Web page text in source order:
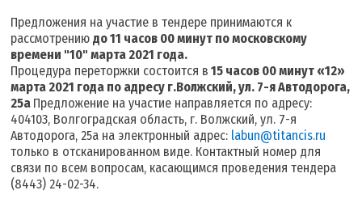
Предложения на участие в тендере принимаются к
рассмотрениюдо 11 часов 00 минут по московскому
времени "10" марта 2021 года.
Процедура переторжки состоится в 15 часов 00 минут «12»
марта 2021 года по адресу г.Волжский, ул. 7-я Автодорога,
25а Предложение на участие направляется по адресу:
404103, Волгоградская область, г. Волжский, ул. 7-я
Автодорога, 25а на электронный адрес: labun@titancis.ru
только в отсканированном виде. Контактный номер для
связи по всем вопросам, касающимся проведения тендера
(8443) 24-02-34.